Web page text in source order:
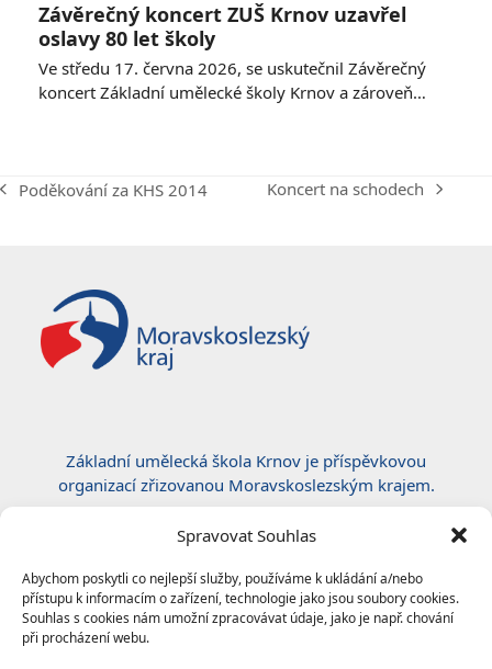
Spravovat Souhlas
Abychom poskytli co nejlepší služby, používáme k ukládání a/nebo
přístupu k informacím o zařízení, technologie jako jsou soubory cookies.
Souhlas s cookies nám umožní zpracovávat údaje, jako je např. chování
při procházení webu.
Závěrečný koncert ZUŠ Krnov uzavřel
oslavy 80 let školy
Ve středu 17. června 2026, se uskutečnil Závěrečný
koncert Základní umělecké školy Krnov a zároveň…
previous
Poděkování za KHS 2014
next
Koncert na schodech
Základní umělecká škola Krnov je příspěvkovou
organizací zřizovanou Moravskoslezským krajem.
Certifikace ČSN EN ISO 50001:2019